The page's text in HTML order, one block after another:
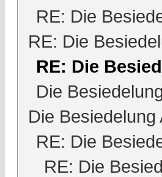
RE: Die
RE: Die
RE: Die
Die
Die Besiedelung
RE: Die
RE: Die